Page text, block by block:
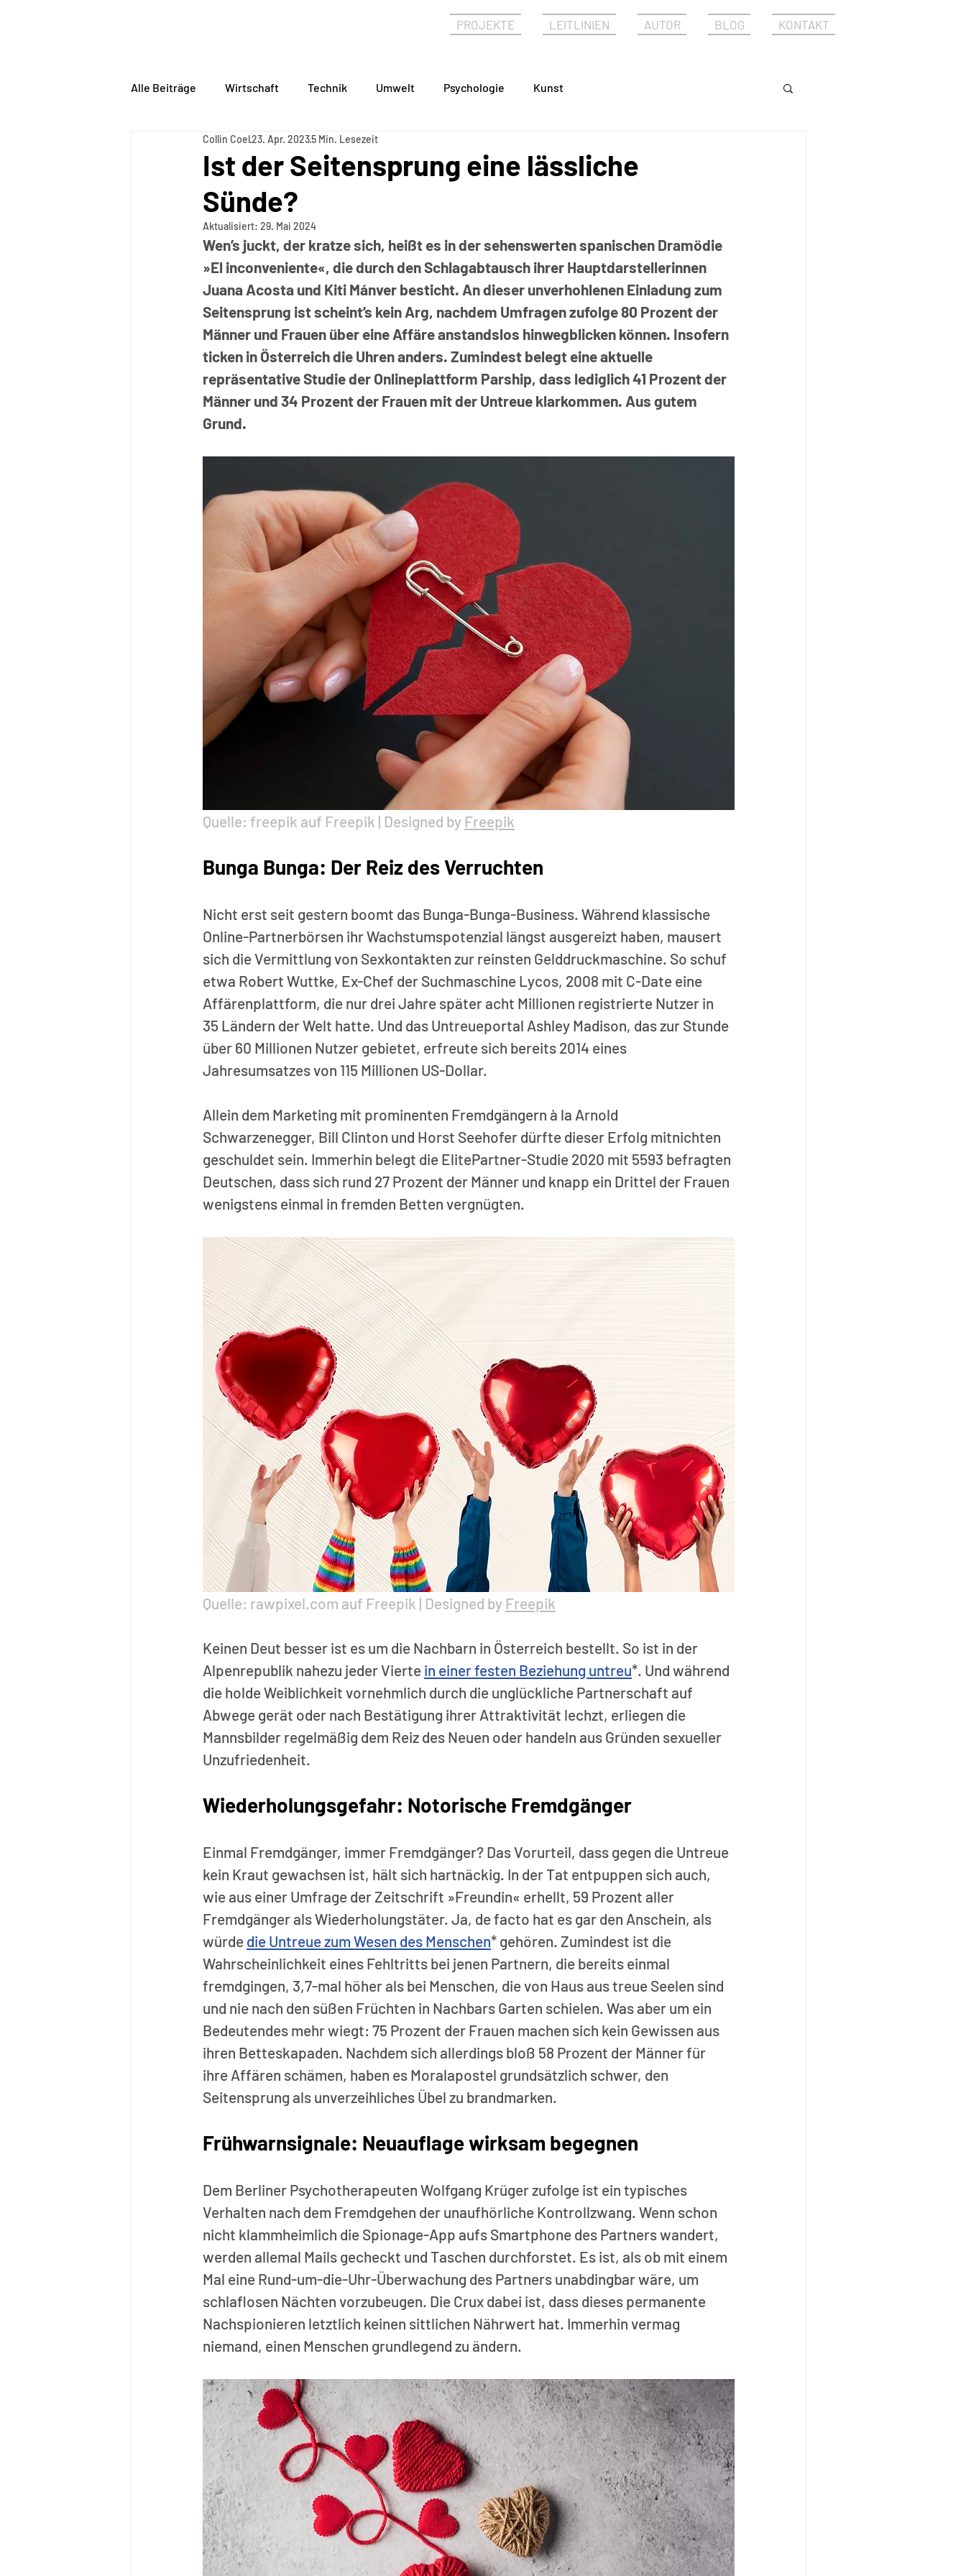
PROJEKTE LEITLINIEN AUTOR BLOG KONTAKT
Alle Beiträge Wirtschaft Technik Umwelt Psychologie Kunst
Ist der Seitensprung eine lässliche
Sünde?
Collin Coel23. Apr. 20235 Min. Lesezeit
Aktualisiert: 29. Mai 2024
Wen’s juckt, der kratze sich, heißt es in der sehenswerten spanischen Dramödie
»El inconveniente«, die durch den Schlagabtausch ihrer Hauptdarstellerinnen
Juana Acosta und Kiti Mánver besticht. An dieser unverhohlenen Einladung zum
Seitensprung ist scheint’s kein Arg, nachdem Umfragen zufolge 80 Prozent der
Männer und Frauen über eine Affäre anstandslos hinwegblicken können. Insofern
ticken in Österreich die Uhren anders. Zumindest belegt eine aktuelle
repräsentative Studie der Onlineplattform Parship, dass lediglich 41 Prozent der
Männer und 34 Prozent der Frauen mit der Untreue klarkommen. Aus gutem
Grund.
Quelle: freepik auf Freepik | Designed by Freepik
Bunga Bunga: Der Reiz des Verruchten
Nicht erst seit gestern boomt das Bunga-Bunga-Business. Während klassische
Online-Partnerbörsen ihr Wachstumspotenzial längst ausgereizt haben, mausert
sich die Vermittlung von Sexkontakten zur reinsten Gelddruckmaschine. So schuf
etwa Robert Wuttke, Ex-Chef der Suchmaschine Lycos, 2008 mit C-Date eine
Affärenplattform, die nur drei Jahre später acht Millionen registrierte Nutzer in
35 Ländern der Welt hatte. Und das Untreueportal Ashley Madison, das zur Stunde
über 60 Millionen Nutzer gebietet, erfreute sich bereits 2014 eines
Jahresumsatzes von 115 Millionen US-Dollar.
Allein dem Marketing mit prominenten Fremdgängern à la Arnold
Schwarzenegger, Bill Clinton und Horst Seehofer dürfte dieser Erfolg mitnichten
geschuldet sein. Immerhin belegt die ElitePartner-Studie 2020 mit 5593 befragten
Deutschen, dass sich rund 27 Prozent der Männer und knapp ein Drittel der Frauen
wenigstens einmal in fremden Betten vergnügten.
Quelle: rawpixel.com auf Freepik | Designed by Freepik
Keinen Deut besser ist es um die Nachbarn in Österreich bestellt. So ist in der
Alpenrepublik nahezu jeder Vierte in einer festen Beziehung untreu*. Und während
die holde Weiblichkeit vornehmlich durch die unglückliche Partnerschaft auf
Abwege gerät oder nach Bestätigung ihrer Attraktivität lechzt, erliegen die
Mannsbilder regelmäßig dem Reiz des Neuen oder handeln aus Gründen sexueller
Unzufriedenheit.
Wiederholungsgefahr: Notorische Fremdgänger
Einmal Fremdgänger, immer Fremdgänger? Das Vorurteil, dass gegen die Untreue
kein Kraut gewachsen ist, hält sich hartnäckig. In der Tat entpuppen sich auch,
wie aus einer Umfrage der Zeitschrift »Freundin« erhellt, 59 Prozent aller
Fremdgänger als Wiederholungstäter. Ja, de facto hat es gar den Anschein, als
würde die Untreue zum Wesen des Menschen* gehören. Zumindest ist die
Wahrscheinlichkeit eines Fehltritts bei jenen Partnern, die bereits einmal
fremdgingen, 3,7-mal höher als bei Menschen, die von Haus aus treue Seelen sind
und nie nach den süßen Früchten in Nachbars Garten schielen. Was aber um ein
Bedeutendes mehr wiegt: 75 Prozent der Frauen machen sich kein Gewissen aus
ihren Betteskapaden. Nachdem sich allerdings bloß 58 Prozent der Männer für
ihre Affären schämen, haben es Moralapostel grundsätzlich schwer, den
Seitensprung als unverzeihliches Übel zu brandmarken.
Frühwarnsignale: Neuauflage wirksam begegnen
Dem Berliner Psychotherapeuten Wolfgang Krüger zufolge ist ein typisches
Verhalten nach dem Fremdgehen der unaufhörliche Kontrollzwang. Wenn schon
nicht klammheimlich die Spionage-App aufs Smartphone des Partners wandert,
werden allemal Mails gecheckt und Taschen durchforstet. Es ist, als ob mit einem
Mal eine Rund-um-die-Uhr-Überwachung des Partners unabdingbar wäre, um
schlaflosen Nächten vorzubeugen. Die Crux dabei ist, dass dieses permanente
Nachspionieren letztlich keinen sittlichen Nährwert hat. Immerhin vermag
niemand, einen Menschen grundlegend zu ändern.